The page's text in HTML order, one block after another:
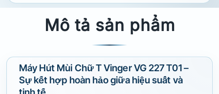
Mô tả sản phẩm
Máy Hút Mùi Chữ T Vinger VG 227 T01 –
Sự kết hợp hoàn hảo giữa hiệu suất và